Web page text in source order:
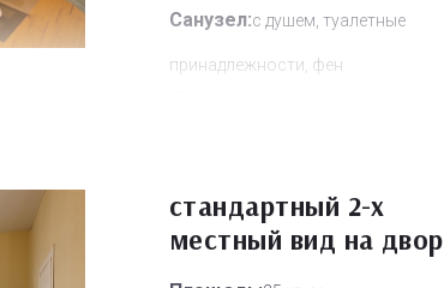
Санузел:с душем, туалетные
принадлежности, фен
Дополнительное место:
стандартный 2-х
местный вид на двор